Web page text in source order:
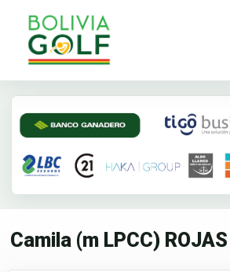
Camila (m LPCC) ROJAS